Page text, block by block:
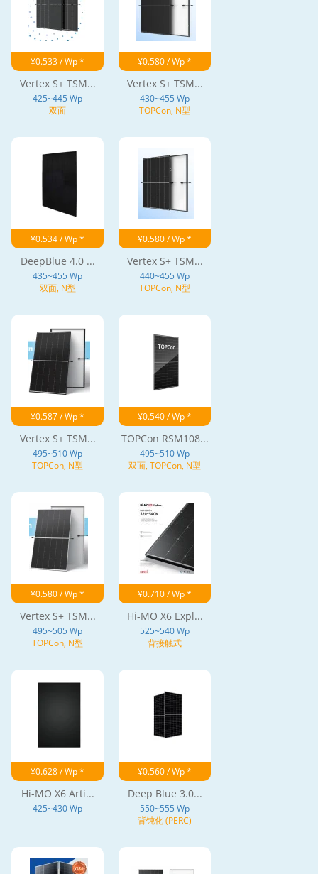
¥0.533 / Wp *
Vertex S+ TSM...
425~445 Wp
双面
¥0.580 / Wp *
Vertex S+ TSM...
430~455 Wp
TOPCon, N型
¥0.534 / Wp *
DeepBlue 4.0 ...
435~455 Wp
双面, N型
¥0.580 / Wp *
Vertex S+ TSM...
440~455 Wp
TOPCon, N型
¥0.587 / Wp *
Vertex S+ TSM...
495~510 Wp
TOPCon, N型
¥0.540 / Wp *
TOPCon RSM108...
495~510 Wp
双面, TOPCon, N型
¥0.580 / Wp *
Vertex S+ TSM...
495~505 Wp
TOPCon, N型
¥0.710 / Wp *
Hi-MO X6 Expl...
525~540 Wp
背接触式
¥0.628 / Wp *
Hi-MO X6 Arti...
425~430 Wp
--
¥0.560 / Wp *
Deep Blue 3.0...
550~555 Wp
背钝化 (PERC)